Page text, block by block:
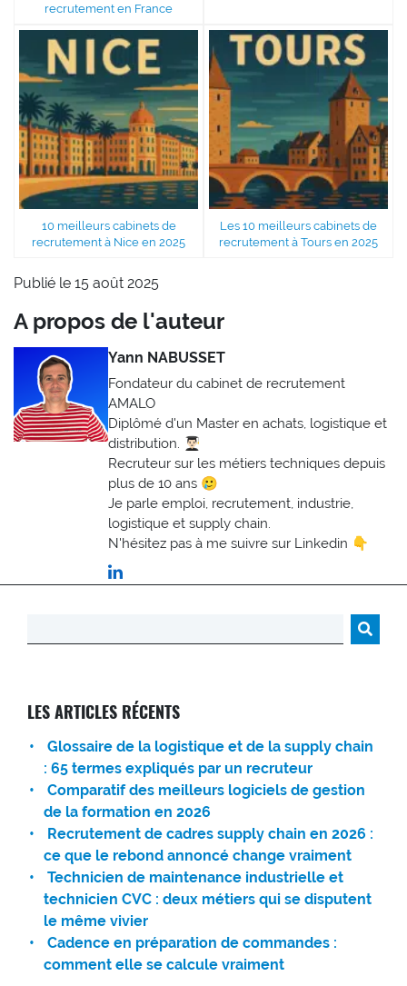
recrutement en France
10 meilleurs cabinets de
recrutement à Nice en 2025
Les 10 meilleurs cabinets de
recrutement à Tours en 2025
Publié le 15 août 2025
A propos de l'auteur
Yann NABUSSET
Fondateur du cabinet de recrutement
AMALO
Diplômé d'un Master en achats, logistique et
distribution. 👨🏻‍🎓
Recruteur sur les métiers techniques depuis
plus de 10 ans 🥲
Je parle emploi, recrutement, industrie,
logistique et supply chain.
N'hésitez pas à me suivre sur Linkedin 👇
LES ARTICLES RÉCENTS
Glossaire de la logistique et de la supply chain
: 65 termes expliqués par un recruteur
Comparatif des meilleurs logiciels de gestion
de la formation en 2026
Recrutement de cadres supply chain en 2026 :
ce que le rebond annoncé change vraiment
Technicien de maintenance industrielle et
technicien CVC : deux métiers qui se disputent
le même vivier
Cadence en préparation de commandes :
comment elle se calcule vraiment